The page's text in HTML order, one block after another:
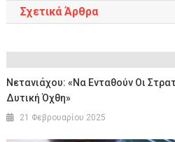
Σχετικά Άρθρα
Νετανιάχου: «Να Ενταθούν Οι
Δυτική Όχθη»
21 Φεβρουαρίου 2025